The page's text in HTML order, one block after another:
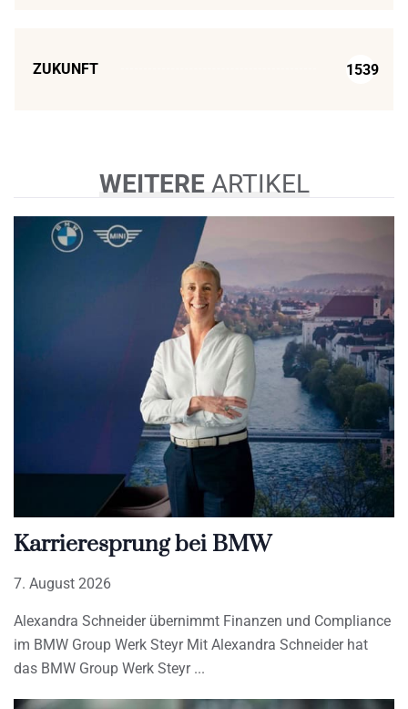
ZUKUNFT 1539
WEITEREARTIKEL
Karrieresprung bei BMW
7. August 2026
Alexandra Schneider übernimmt Finanzen und Compliance
im BMW Group Werk Steyr Mit Alexandra Schneider hat
das BMW Group Werk Steyr